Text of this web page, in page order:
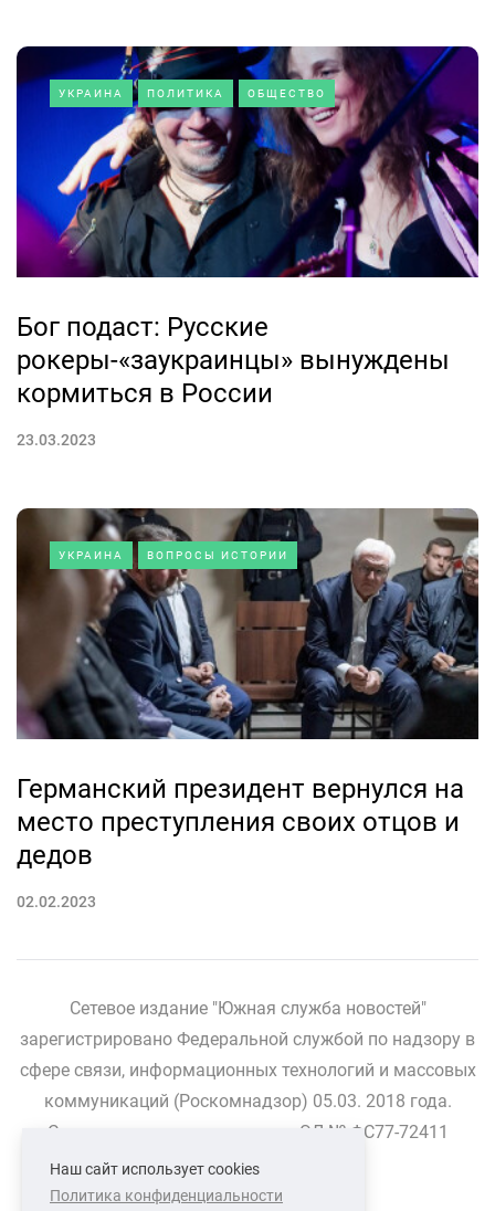
УКРАИНА ПОЛИТИКА ОБЩЕСТВО
Бог подаст: Русские
рокеры-«заукраинцы» вынуждены
кормиться в России
23.03.2023
УКРАИНА ВОПРОСЫ ИСТОРИИ
Германский президент вернулся на
место преступления своих отцов и
дедов
02.02.2023
Сетевое издание "Южная служба новостей"
зарегистрировано Федеральной службой по надзору в
сфере связи, информационных технологий и массовых
коммуникаций (Роскомнадзор) 05.03. 2018 года.
Свидетельство о регистрации ЭЛ № ФС77-72411
СВЯЗАТЬСЯ С НАМИ
Наш сайт использует cookies
Политика конфиденциальности